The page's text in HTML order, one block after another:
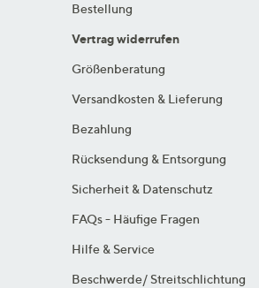
Bestellung
Vertrag widerrufen
Größenberatung
Versandkosten & Lieferung
Bezahlung
Rücksendung & Entsorgung
Sicherheit & Datenschutz
FAQs - Häufige Fragen
Hilfe & Service
Beschwerde/ Streitschlichtung